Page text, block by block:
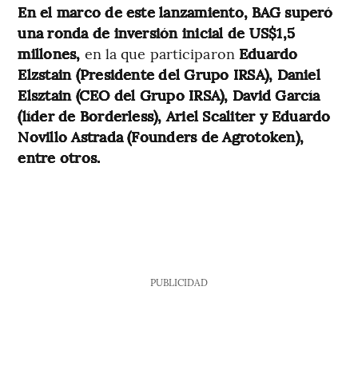
En el marco de este lanzamiento, BAG superó
una ronda de inversión inicial de US$1,5
millones, en la que participaron Eduardo
Elzstain (Presidente del Grupo IRSA), Daniel
Elsztain (CEO del Grupo IRSA), David García
(líder de Borderless), Ariel Scaliter y Eduardo
Novillo Astrada (Founders de Agrotoken),
entre otros.
PUBLICIDAD